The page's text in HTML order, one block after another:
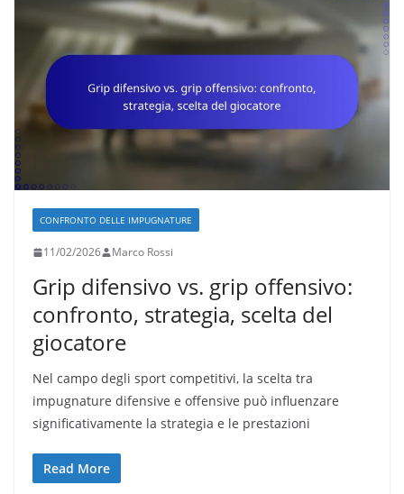
CONFRONTO DELLE IMPUGNATURE
11/02/2026 Marco Rossi
Grip difensivo vs. grip offensivo:
confronto, strategia, scelta del
giocatore
Nel campo degli sport competitivi, la scelta tra
impugnature difensive e offensive può influenzare
significativamente la strategia e le prestazioni
Read More